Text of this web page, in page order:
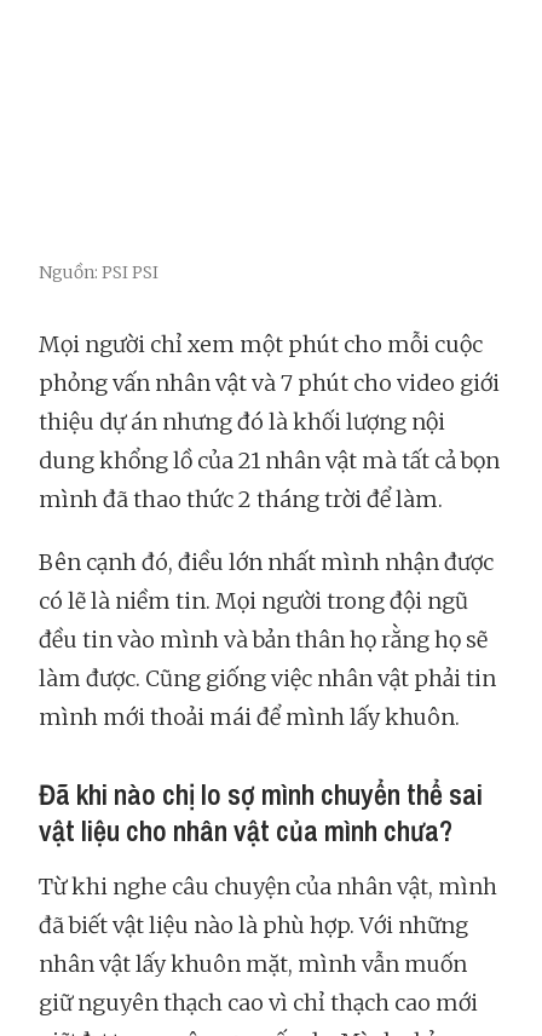
Nguồn: PSI PSI
Mọi người chỉ xem một phút cho mỗi cuộc
phỏng vấn nhân vật và 7 phút cho video giới
thiệu dự án nhưng đó là khối lượng nội
dung khổng lồ của 21 nhân vật mà tất cả bọn
mình đã thao thức 2 tháng trời để làm.
Bên cạnh đó, điều lớn nhất mình nhận được
có lẽ là niềm tin. Mọi người trong đội ngũ
đều tin vào mình và bản thân họ rằng họ sẽ
làm được. Cũng giống việc nhân vật phải tin
mình mới thoải mái để mình lấy khuôn.
Đã khi nào chị lo sợ mình chuyển thể sai
vật liệu cho nhân vật của mình chưa?
Từ khi nghe câu chuyện của nhân vật, mình
đã biết vật liệu nào là phù hợp. Với những
nhân vật lấy khuôn mặt, mình vẫn muốn
giữ nguyên thạch cao vì chỉ thạch cao mới